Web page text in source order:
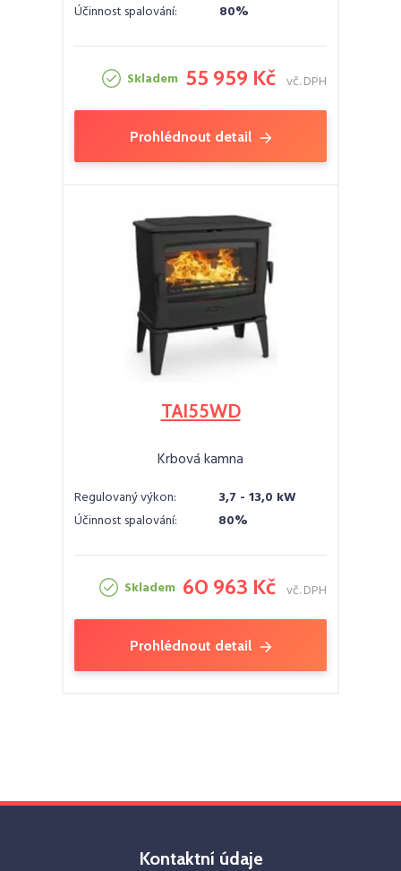
Účinnost spalování:
80%
Skladem 55 959 Kč vč. DPH
Prohlédnout detail
TAI55WD
Krbová kamna
Regulovaný výkon:
3,7 - 13,0 kW
Účinnost spalování:
80%
Skladem 60 963 Kč vč. DPH
Prohlédnout detail
Kontaktní údaje